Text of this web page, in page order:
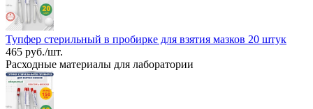
Тупфер стерильный в пробирке для взятия мазков 20 штук
465 руб./шт.
Расходные материалы для лаборатории